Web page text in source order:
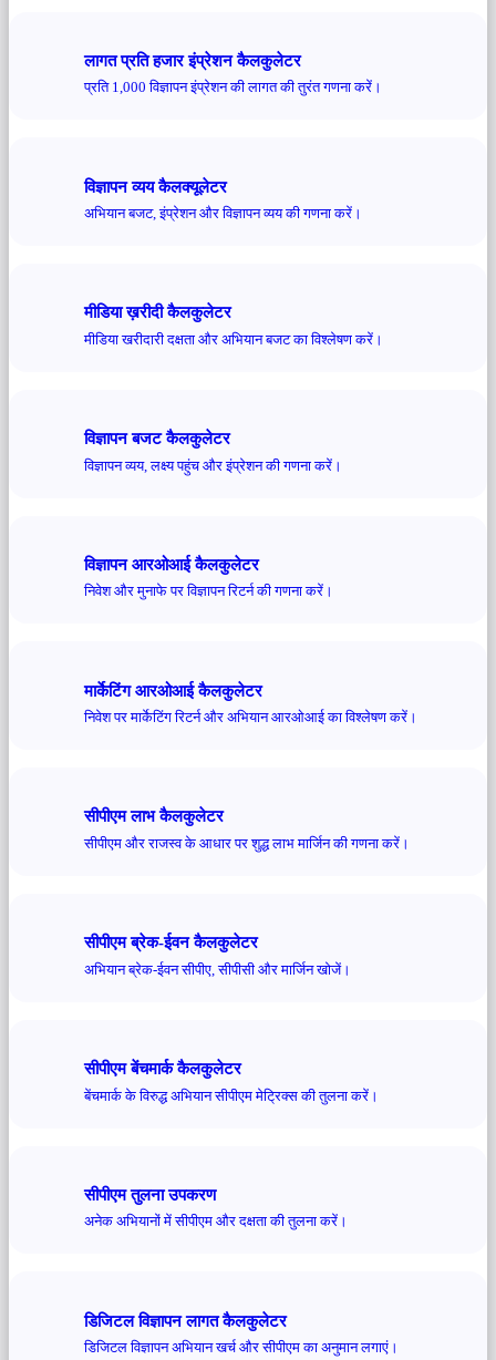
लागत प्रति हजार इंप्रेशन कैलकुलेटर
प्रति 1,000 विज्ञापन इंप्रेशन की लागत की तुरंत गणना करें।
विज्ञापन व्यय कैलक्यूलेटर
अभियान बजट, इंप्रेशन और विज्ञापन व्यय की गणना करें।
मीडिया ख़रीदी कैलकुलेटर
मीडिया खरीदारी दक्षता और अभियान बजट का विश्लेषण करें।
विज्ञापन बजट कैलकुलेटर
विज्ञापन व्यय, लक्ष्य पहुंच और इंप्रेशन की गणना करें।
विज्ञापन आरओआई कैलकुलेटर
निवेश और मुनाफे पर विज्ञापन रिटर्न की गणना करें।
मार्केटिंग आरओआई कैलकुलेटर
निवेश पर मार्केटिंग रिटर्न और अभियान आरओआई का विश्लेषण करें।
सीपीएम लाभ कैलकुलेटर
सीपीएम और राजस्व के आधार पर शुद्ध लाभ मार्जिन की गणना करें।
सीपीएम ब्रेक-ईवन कैलकुलेटर
अभियान ब्रेक-ईवन सीपीए, सीपीसी और मार्जिन खोजें।
सीपीएम बेंचमार्क कैलकुलेटर
बेंचमार्क के विरुद्ध अभियान सीपीएम मेट्रिक्स की तुलना करें।
सीपीएम तुलना उपकरण
अनेक अभियानों में सीपीएम और दक्षता की तुलना करें।
डिजिटल विज्ञापन लागत कैलकुलेटर
डिजिटल विज्ञापन अभियान खर्च और सीपीएम का अनुमान लगाएं।